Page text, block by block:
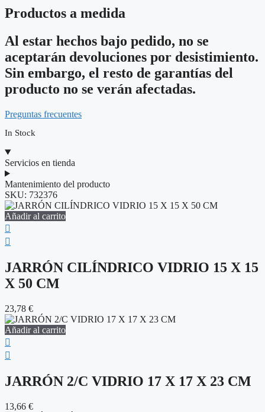
Productos a medida
Al estar hechos bajo pedido, no se
aceptarán devoluciones por desistimiento.
Sin embargo, el resto de garantías del
producto no se verán afectadas.
Preguntas frecuentes
In Stock
Servicios en tienda
Mantenimiento del producto
SKU: 732376
Añadir al carrito
JARRÓN CILÍNDRICO VIDRIO 15 X 15
X 50 CM
23,78 €
Añadir al carrito
JARRÓN 2/C VIDRIO 17 X 17 X 23 CM
13,66 €